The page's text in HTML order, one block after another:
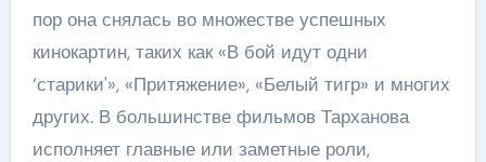
пор она снялась во множестве успешных
кинокартин, таких как «В бой идут одни
‘старики'», «Притяжение», «Белый тигр» и многих
других. В большинстве фильмов Тарханова
исполняет главные или заметные роли,